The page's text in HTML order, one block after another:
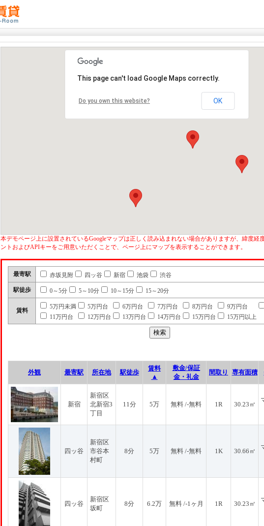
This page can't load Google Maps correctly.
Do you own this website? OK
本デモページ上に設置されているGoogleマップは正しく読み込まれない場合がありますが、緯度経
ントおよびAPIキーをご用意いただくことで、ページ上にマップを表示することができます。
最寄駅 赤坂見附 四ッ谷 新宿 池袋 渋谷
駅徒歩 0～5分 5～10分 10～15分 15～20分
賃料
5万円未満 5万円台 6万円台 7万円台 8万円台 9万円台
11万円台
12万円台 13万円台 14万円台 15万円台 15万円以上
外観 最寄駅 所在地 駅徒歩
賃料
▲
敷金/保証
金・礼金
間取り 専有面積
新宿
新宿区
北新宿3
丁目
11分 5万 無料 /-無料 1R 30.23㎡
四ッ谷
新宿区
市谷本
村町
8分 5万 無料 /-無料 1K 30.66㎡
四ッ谷
新宿区
坂町
8分 6.2万 無料 /-1ヶ月 1R 30.23㎡